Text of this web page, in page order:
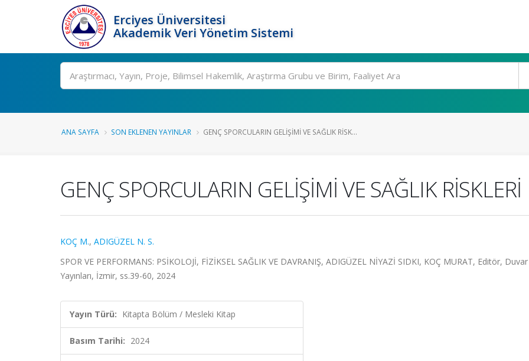
Erciyes Üniversitesi
Akademik Veri Yönetim Sistemi
Ara
ANA SAYFA SON EKLENEN YAYINLAR GENÇ SPORCULARIN GELİŞİMİ VE SAĞLIK RİSK...
GENÇ SPORCULARIN GELİŞİMİ VE SAĞLIK RİSKLERİ
KOÇ M., ADIGÜZEL N. S.
SPOR VE PERFORMANS: PSİKOLOJİ, FİZİKSEL SAĞLIK VE DAVRANIŞ, ADIGÜZEL NİYAZİ SIDKI, KOÇ MURAT, Editör, Duvar
Yayınları, İzmir, ss.39-60, 2024
Yayın Türü: Kitapta Bölüm / Mesleki Kitap
Basım Tarihi: 2024